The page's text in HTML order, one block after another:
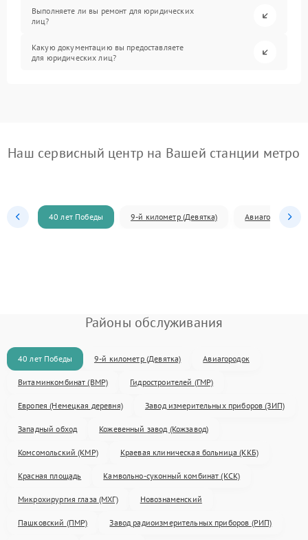
Выполняете ли вы ремонт для юридических
лиц?
Какую документацию вы предоставляете
для юридических лиц?
Наш сервисный центр на Вашей станции метро
40 лет Победы 9-й километр (Девятка) Авиагородок
Районы обслуживания
40 лет Победы 9-й километр (Девятка) Авиагородок
Витаминкомбинат (ВМР) Гидростроителей (ГМР)
Европея (Немецкая деревня) Завод измерительных приборов (ЗИП)
Западный обход Кожевенный завод (Кожзавод)
Комсомольский (КМР) Краевая клиническая больница (ККБ)
Красная площадь Камвольно-суконный комбинат (КСК)
Микрохирургия глаза (МХГ) Новознаменский
Пашковский (ПМР) Завод радиоизмерительных приборов (РИП)